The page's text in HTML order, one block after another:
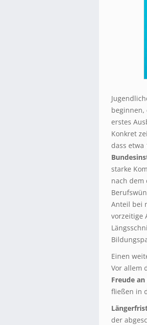
erstes
Konkret
dass etwa
starke
nach dem
Anteil bei
vorzeitige
Einen
Vor allem
Freude
fließen in
der